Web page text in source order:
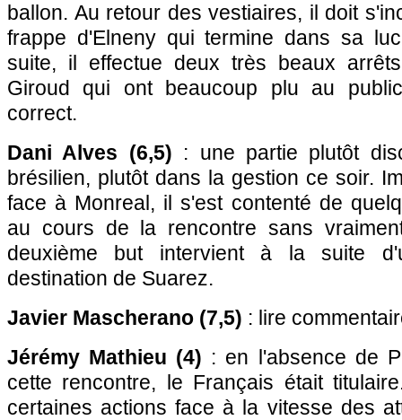
ballon. Au retour des vestiaires, il doit
frappe d'Elneny qui termine dans sa
suite, il effectue deux très beaux
Giroud qui ont beaucoup plu au
correct.
Dani Alves (6,5) : une partie plutôt
brésilien, plutôt dans la gestion ce soir.
face à Monreal, il s'est contenté de
au cours de la rencontre sans
deuxième but intervient à la suite
destination de Suarez.
Javier Mascherano (7,5) : lire
Jérémy Mathieu (4) : en l'absence de
cette rencontre, le Français était
certaines actions face à la vitesse des